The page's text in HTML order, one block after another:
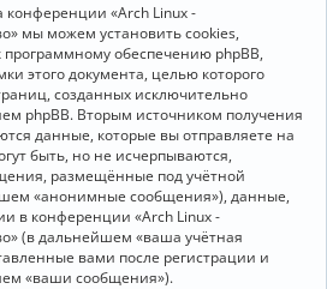
конференции «Arch Linux -
мы можем установить cookies,
обеспечению phpBB,
этого документа, целью которого
созданных исключительно
phpBB. Вторым источником получения
данные, которые вы отправляете на
быть, но не исчерпываются,
размещённые под учётной
«анонимные сообщения»), данные,
в конференции «Arch Linux -
(в дальнейшем «ваша учётная
вами после регистрации и
«ваши сообщения»).